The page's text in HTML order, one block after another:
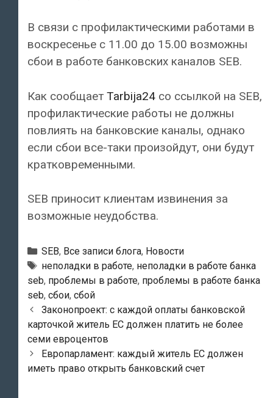
В связи с профилактическими работами в
воскресенье с 11.00 до 15.00 возможны
сбои в работе банковских каналов SEB.
Как сообщает Tarbija24 со ссылкой на SEB,
профилактические работы не должны
повлиять на банковские каналы, однако
если сбои все-таки произойдут, они будут
кратковременными.
SEB приносит клиентам извинения за
возможные неудобства.
Рубрики
SEB, Все записи блога, Новости
Тэги
неполадки в работе, неполадки в работе банка
seb, проблемы в работе, проблемы в работе банка
seb, сбои, сбой
Навигация
по
записям
Законопроект: с каждой оплаты банковской
карточкой житель ЕС должен платить не более
семи евроцентов
Европарламент: каждый житель ЕС должен
иметь право открыть банковский счет